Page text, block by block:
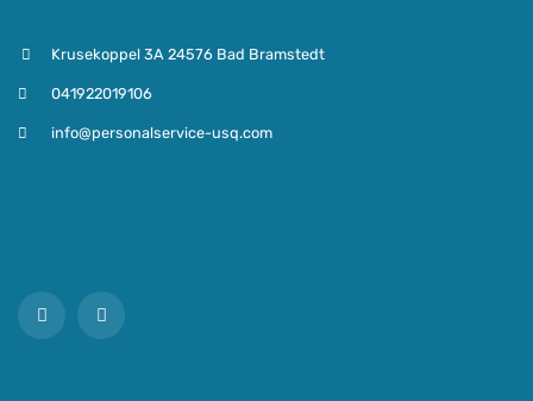
Krusekoppel 3A 24576 Bad Bramstedt
041922019106
info@personalservice-usq.com